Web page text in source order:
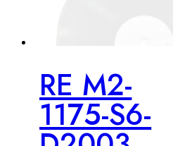
RE M2-
1175-S6-